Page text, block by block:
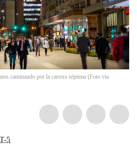
caminando por la carrera séptima (Foto vía
5